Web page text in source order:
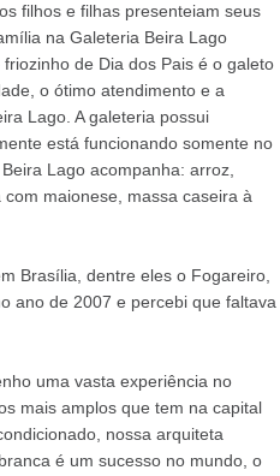
filhos e filhas presenteiam seus
na Galeteria Beira Lago
de Dia dos Pais é o galeto
o ótimo atendimento e a
Lago. A galeteria possui
está funcionando somente no
Lago acompanha: arroz,
maionese, massa caseira à
Brasília, dentre eles o Fogareiro,
ano de 2007 e percebi que faltava
uma vasta experiência no
mais amplos que tem na capital
nossa arquiteta
é um sucesso no mundo, o